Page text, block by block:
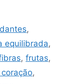
,
equilibrada,
, frutas,
,